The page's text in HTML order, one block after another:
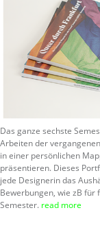
Das ganze sechste
Arbeiten der
in einer persönlichen
präsentieren. Dieses
jede Designerin das
Bewerbungen, wie zB für
Semester. read more